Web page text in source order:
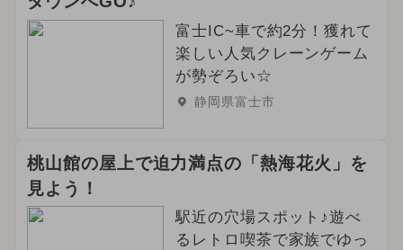
富士IC~車で約2分！獲れて
楽しい人気クレーンゲーム
が勢ぞろい☆
静岡県富士市
桃山館の屋上で迫力満点の「熱海花火」を
見よう！
駅近の穴場スポット♪遊べ
るレトロ喫茶で家族でゆっ